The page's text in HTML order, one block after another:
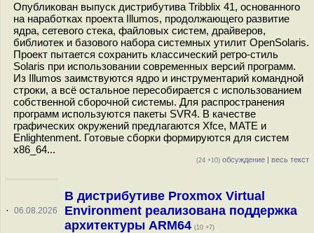
Опубликован выпуск дистрибутива Tribblix 41, основанного
на наработках проекта Illumos, продолжающего развитие
ядра, сетевого стека, файловых систем, драйверов,
библиотек и базового набора системных утилит OpenSolaris.
Проект пытается сохранить классический ретро-стиль
Solaris при использовании современных версий программ.
Из Illumos заимствуются ядро и инструментарий командной
строки, а всё остальное пересобирается с использованием
собственной сборочной системы. Для распространения
программ используются пакеты SVR4. В качестве
графических окружений предлагаются Xfce, MATE и
Enlightenment. Готовые сборки формируются для систем
x86_64...
(24 +10) обсуждение | весь текст
· 06.08.2026
В дистрибутиве Proxmox Virtual
Environment реализована поддержка
архитектуры ARM64 (10 +7)